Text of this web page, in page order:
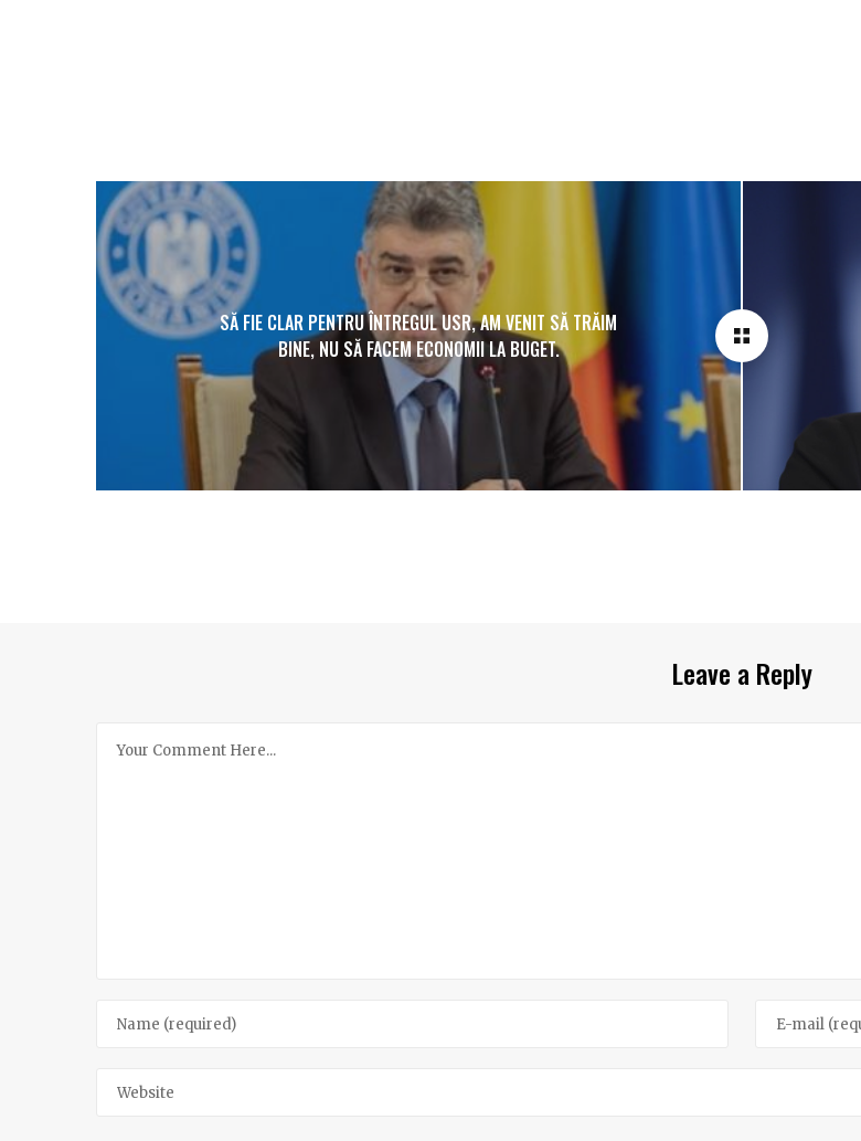
SĂ FIE CLAR PENTRU ÎNTREGUL USR, AM VENIT SĂ TRĂIM
BINE, NU SĂ FACEM ECONOMII LA BUGET.
Leave a Reply